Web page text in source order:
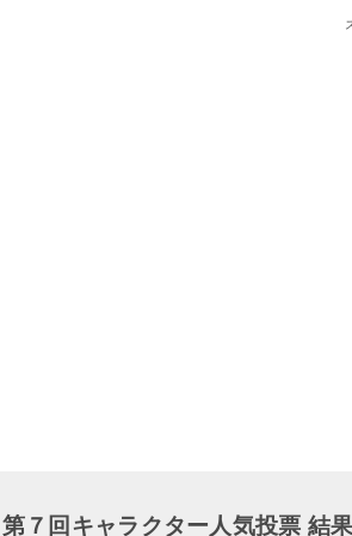
第７回キャラクター人気投票 結